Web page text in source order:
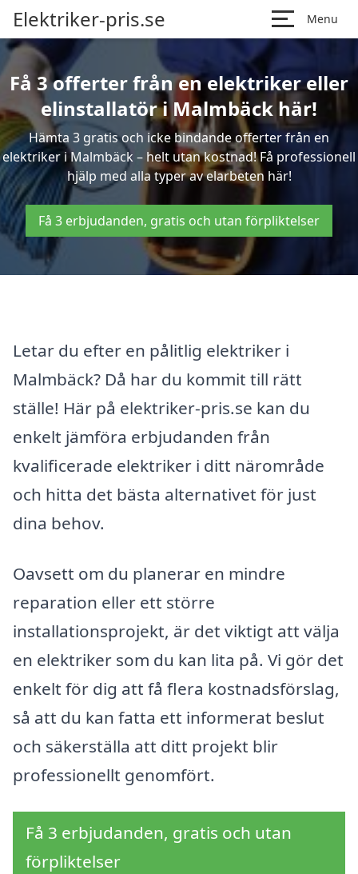
Elektriker-pris.se Menu
Få 3 offerter från en elektriker eller
elinstallatör i Malmbäck här!
Hämta 3 gratis och icke bindande offerter från en
elektriker i Malmbäck – helt utan kostnad! Få professionell
hjälp med alla typer av elarbeten här!
Få 3 erbjudanden, gratis och utan förpliktelser
Letar du efter en pålitlig elektriker i
Malmbäck? Då har du kommit till rätt
ställe! Här på elektriker-pris.se kan du
enkelt jämföra erbjudanden från
kvalificerade elektriker i ditt närområde
och hitta det bästa alternativet för just
dina behov.
Oavsett om du planerar en mindre
reparation eller ett större
installationsprojekt, är det viktigt att välja
en elektriker som du kan lita på. Vi gör det
enkelt för dig att få flera kostnadsförslag,
så att du kan fatta ett informerat beslut
och säkerställa att ditt projekt blir
professionellt genomfört.
Få 3 erbjudanden, gratis och utan
förpliktelser